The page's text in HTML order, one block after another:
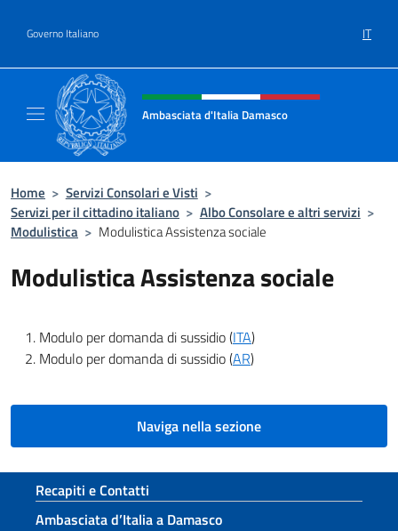
Governo Italiano IT
Intestazione sito, social e menù
Ambasciata d'Italia Damasco
Home > Servizi Consolari e Visti >
Servizi per il cittadino italiano > Albo Consolare e altri servizi >
Modulistica > Modulistica Assistenza sociale
Modulistica Assistenza sociale
Modulo per domanda di sussidio (ITA)
Modulo per domanda di sussidio (AR)
Naviga nella sezione
Sezione footer
Recapiti e Contatti
Ambasciata d’Italia a Damasco